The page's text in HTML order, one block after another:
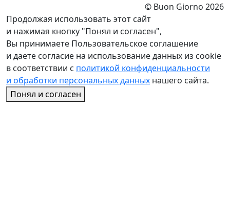
© Buon Giorno 2026
Продолжая использовать этот сайт
и нажимая кнопку "Понял и согласен",
Вы принимаете Пользовательское соглашение
и даете согласие на использование данных из cookie
в соответствии с политикой конфиденциальности
и обработки персональных данных нашего сайта.
Понял и согласен